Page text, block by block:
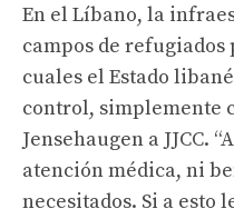
En el Líbano, la
campos de
cuales el Estado
control, simplemente
Jensehaugen a JJCC.
atención médica, ni
necesitados. Si a esto